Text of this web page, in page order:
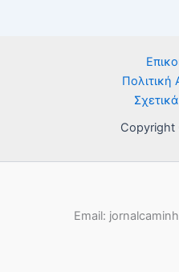
Πολιτική
Email: